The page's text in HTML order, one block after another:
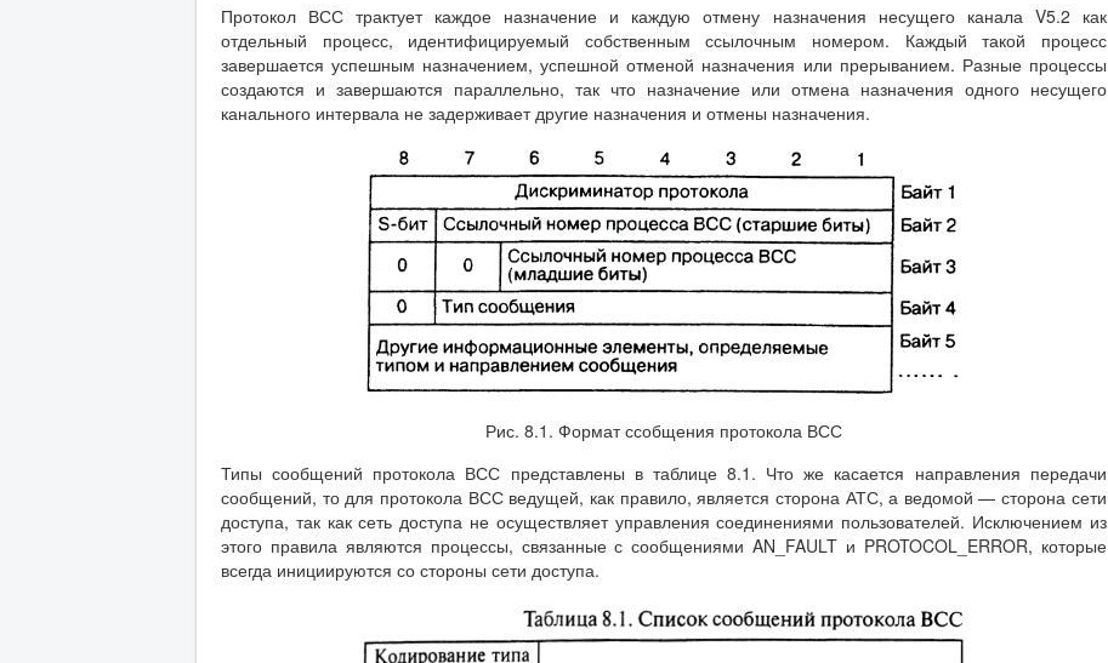
Протокол ВСС трактует каждое назначение и каждую отмену назначения несущего канала V5.2 как
отдельный процесс, идентифицируемый собственным ссылочным номером. Каждый такой процесс
завершается успешным назначением, успешной отменой назначения или прерыванием. Разные процессы
создаются и завершаются параллельно, так что назначение или отмена назначения одного несущего
канального интервала не задерживает другие назначения и отмены назначения.
Рис. 8.1. Формат ссобщения протокола ВСС
Типы сообщений протокола ВСС представлены в таблице 8.1. Что же касается направления передачи
сообщений, то для протокола ВСС ведущей, как правило, является сторона АТС, а ведомой — сторона сети
доступа, так как сеть доступа не осуществляет управления соединениями пользователей. Исключением из
этого правила являются процессы, связанные с сообщениями AN_FAULT и PROTOCOL_ERROR, которые
всегда инициируются со стороны сети доступа.